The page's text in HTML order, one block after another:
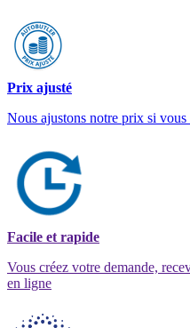
Prix ajusté
Nous ajustons notre prix si
Facile et rapide
Vous créez votre demande,
en ligne